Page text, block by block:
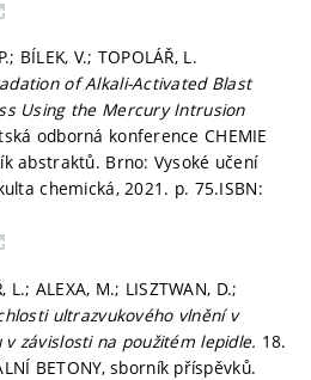
BÍLEK, V.; TOPOLÁŘ, L.
of Alkali-Activated Blast
Using the Mercury Intrusion
odborná konference CHEMIE
abstraktů. Brno: Vysoké učení
chemická, 2021. p. 75.ISBN:
L.; ALEXA, M.; LISZTWAN, D.;
ultrazvukového vlnění v
závislosti na použitém lepidle. 18.
BETONY, sborník příspěvků.